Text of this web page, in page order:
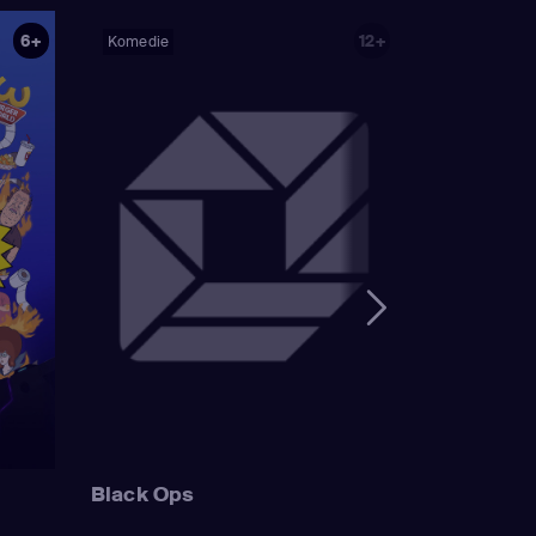
Nancy Cartwright
Hank Azaria
/ Clancy
/
Simpson /
Mel /
Quimby)
Simpson / Patty
/ Ralph
/ Comic
6+ Komedie 12+
Black Ops